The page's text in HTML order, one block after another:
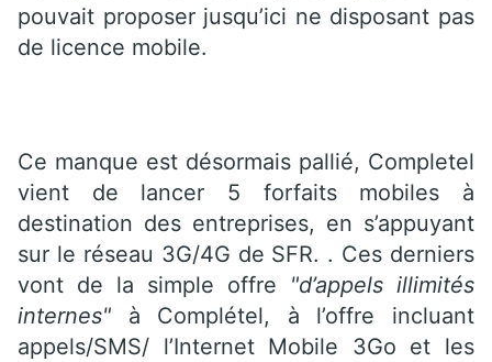
pouvait proposer jusqu’ici ne disposant pas
de licence mobile.
Ce manque est désormais pallié, Completel
vient de lancer 5 forfaits mobiles à
destination des entreprises, en s’appuyant
sur le réseau 3G/4G de SFR. . Ces derniers
vont de la simple offre "d’appels illimités
internes" à Complétel, à l’offre incluant
appels/SMS/ l’Internet Mobile 3Go et les